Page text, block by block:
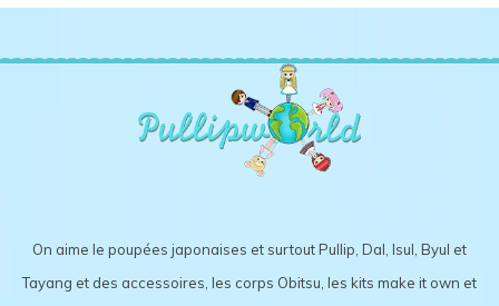
On aime le poupées japonaises et surtout Pullip, Dal, Isul, Byul et
Tayang et des accessoires, les corps Obitsu, les kits make it own et